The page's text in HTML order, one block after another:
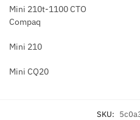
Mini 210t-1100 CTO
Compaq
Mini 210
Mini CQ20
SKU: